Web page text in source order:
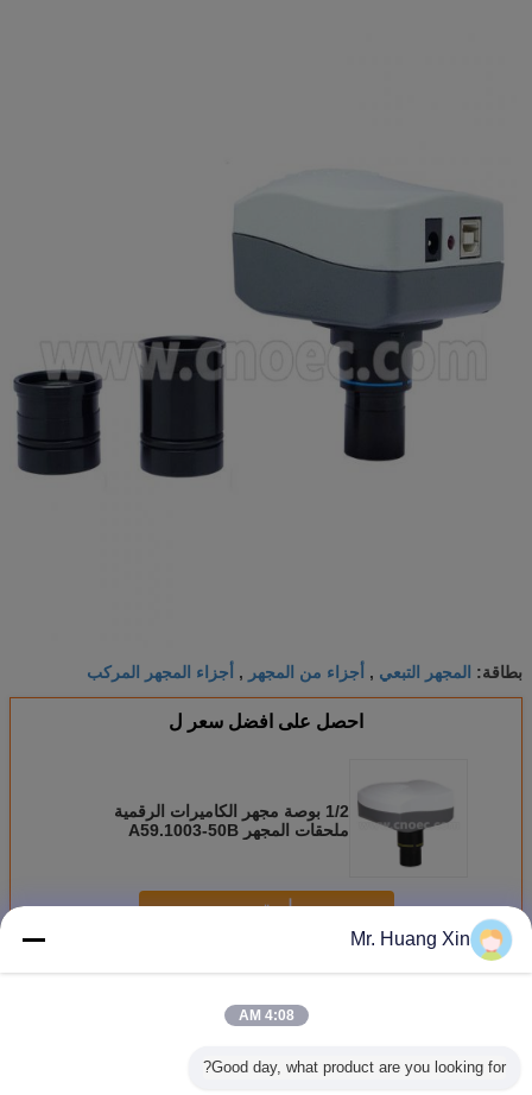
بطاقة: المجهر التبعي , أجزاء من المجهر , أجزاء المجهر المركب
احصل على افضل سعر ل
1/2 بوصة مجهر الكاميرات الرقمية
ملحقات المجهر A59.1003-50B
استمر
أكثراكسسوارات المجهر
Mr. Huang Xin
4:08 AM
Good day, what product are you looking for?